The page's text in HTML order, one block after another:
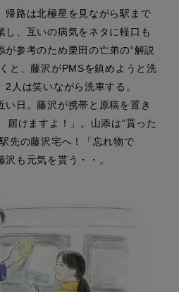
路は北極星を見ながら駅まで
し、互いの病気をネタに軽口も
が参考のため栗田の亡弟の“解説
と、藤沢がPMSを鎮めようと洗
人は笑いながら洗車する。
日。藤沢が携帯と原稿を置き
届けますよ！」。山添は“貰った
先の藤沢宅へ！「忘れ物で
も元気を貰う・・。